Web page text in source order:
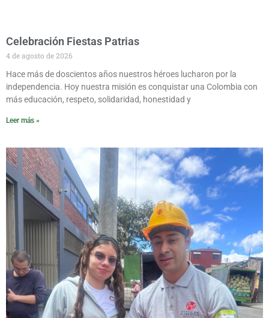
Celebración Fiestas Patrias
4 de agosto de 2026
Hace más de doscientos años nuestros héroes lucharon por la
independencia. Hoy nuestra misión es conquistar una Colombia con
más educación, respeto, solidaridad, honestidad y
Leer más »